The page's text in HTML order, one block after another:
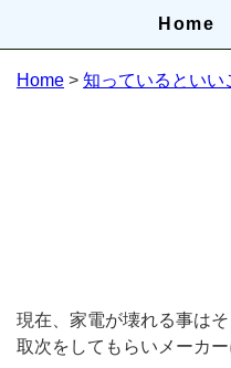
Home
Home > 知っているといい
現在、家電が壊れる事は
取次をしてもらいメーカ